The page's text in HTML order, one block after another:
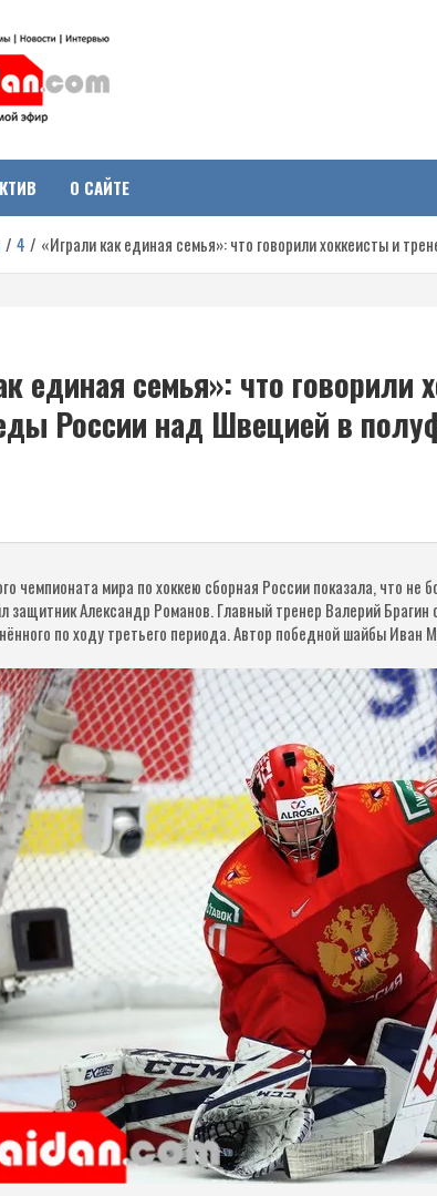
война на
включая события в Новороссии,
О САЙТЕ
4 «Играли как единая семья»: что говорили хоккеисты и
единая семья»: что говорили
России над Швецией в
чемпионата мира по хоккею сборная России показала, что
защитник Александр Романов. Главный тренер Валерий
по ходу третьего периода. Автор победной шайбы Иван